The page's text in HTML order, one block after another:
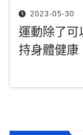
2023-05-30
運動除了可
持身體健